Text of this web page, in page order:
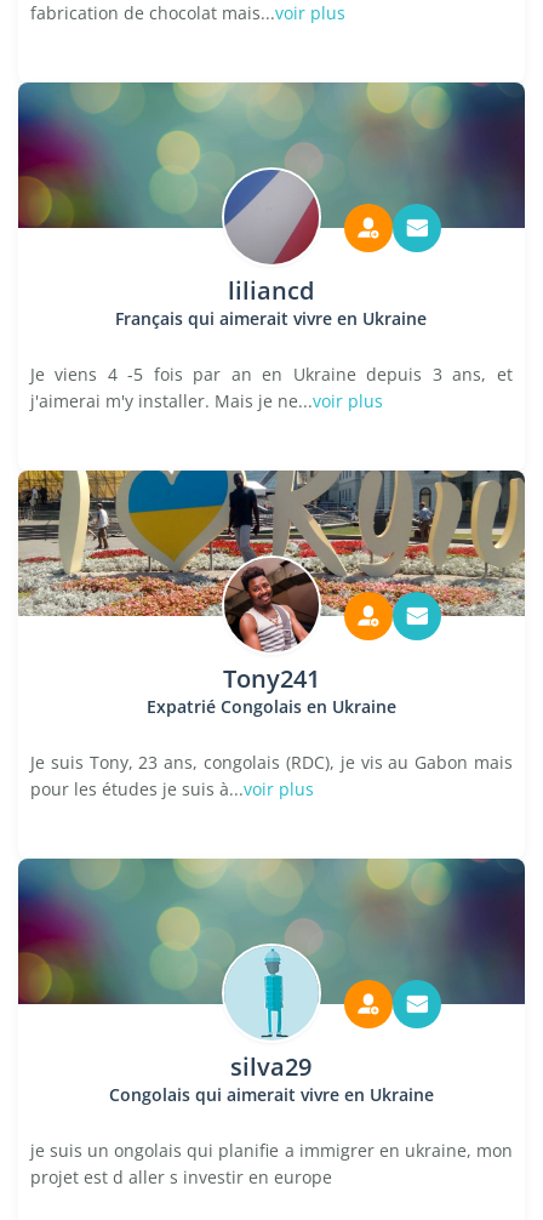
fabrication de chocolat mais...voir plus
liliancd
Français qui aimerait vivre en Ukraine
Je viens 4 -5 fois par an en Ukraine depuis 3 ans, et
j'aimerai m'y installer. Mais je ne...voir plus
Tony241
Expatrié Congolais en Ukraine
Je suis Tony, 23 ans, congolais (RDC), je vis au Gabon mais
pour les études je suis à...voir plus
silva29
Congolais qui aimerait vivre en Ukraine
je suis un ongolais qui planifie a immigrer en ukraine, mon
projet est d aller s investir en europe